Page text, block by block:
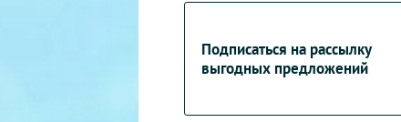
Подписаться на рассылку
выгодных предложений